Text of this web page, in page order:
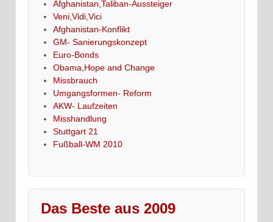
Afghanistan,Taliban-Aussteiger
Veni,Vidi,Vici
Afghanistan-Konflikt
GM- Sanierungskonzept
Euro-Bonds
Obama,Hope and Change
Missbrauch
Umgangsformen- Reform
AKW- Laufzeiten
Misshandlung
Stuttgart 21
Fußball-WM 2010
Das Beste aus 2009